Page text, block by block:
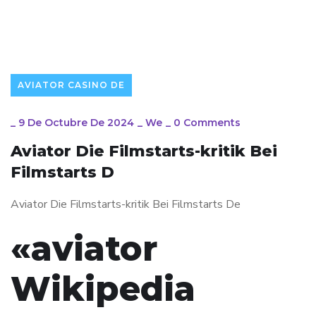
AVIATOR CASINO DE
_ 9 De Octubre De 2024 _ We _ 0 Comments
Aviator Die Filmstarts-kritik Bei
Filmstarts D
Aviator Die Filmstarts-kritik Bei Filmstarts De
«aviator
Wikipedia